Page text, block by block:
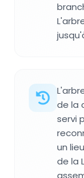
de la
servi
un
de la